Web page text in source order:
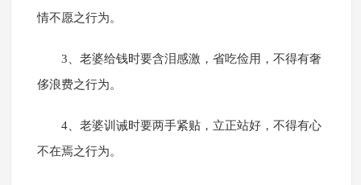
情不愿之行为。
3、老婆给钱时要含泪感激，省吃俭用，不得有奢
侈浪费之行为。
4、老婆训诫时要两手紧贴，立正站好，不得有心
不在焉之行为。